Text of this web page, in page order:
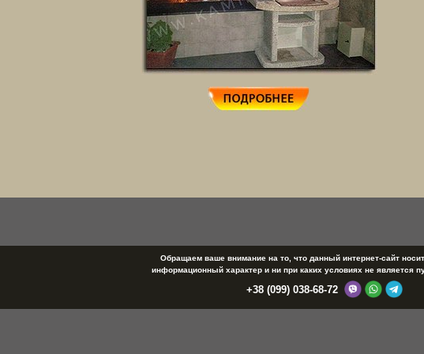
Обращаем ваше внимание на то, что данный интернет-сайт
информационный характер и ни при каких условиях не является
+38 (099) 038-68-72